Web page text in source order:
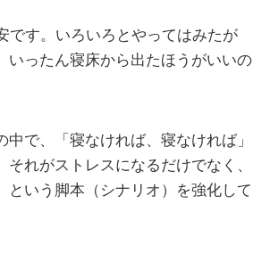
です。いろいろとやってはみたが
いったん寝床から出たほうがいいの
中で、「寝なければ、寝なければ」
それがストレスになるだけでなく、
という脚本（シナリオ）を強化して